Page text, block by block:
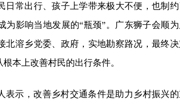
日常出行、孩子上学带来极大不便，也制
为影响当地发展的“瓶颈”。广东狮子会顺
北溶乡党委、政府，实地勘察路况，最终
本上改善村民的出行条件。
表示，改善乡村交通条件是助力乡村振兴